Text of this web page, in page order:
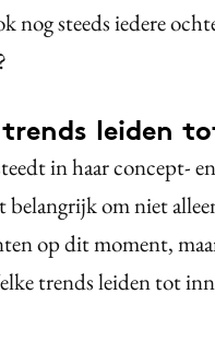
nog steeds iedere
leiden
in haar concept-
belangrijk om niet
op dit moment,
trends leiden tot